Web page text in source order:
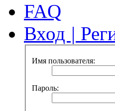
FAQ
Вход |
Имя пользователя:
Пароль: